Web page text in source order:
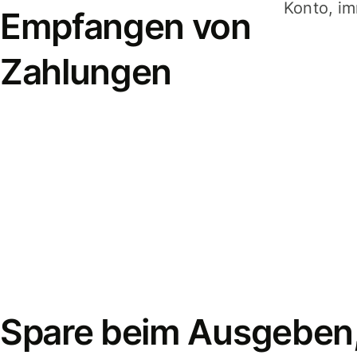
Empfangen von
Zahlungen
Konto,
Spare beim